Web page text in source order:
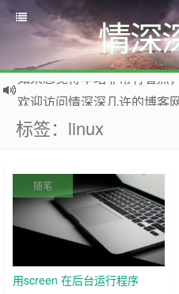
情深
标签：linux
随笔
用screen 在后台运行程序